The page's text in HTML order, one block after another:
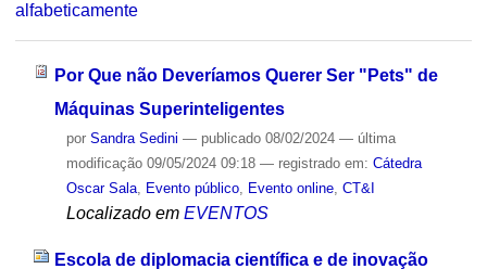
alfabeticamente
Por Que não Deveríamos Querer Ser "Pets" de
Máquinas Superinteligentes
por Sandra Sedini — publicado08/02/2024 — última
modificação09/05/2024 09:18 — registrado em: Cátedra
Oscar Sala, Evento público, Evento online, CT&I
Localizado em EVENTOS
Escola de diplomacia científica e de inovação